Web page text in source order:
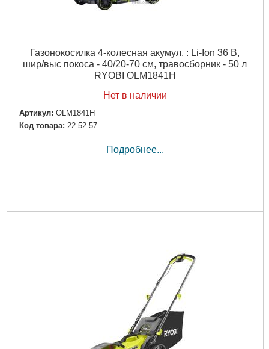
Газонокосилка 4-колесная акумул. : Li-Ion 36 В,
шир/выс покоса - 40/20-70 см, травосборник - 50 л
RYOBI OLM1841H
Нет в наличии
Артикул: OLM1841H
Код товара: 22.52.57
Подробнее...